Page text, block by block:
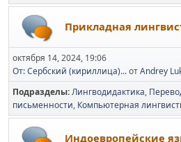
Прикладная
октября 14, 2024, 19:06
От: Сербский (кириллица)...отAndrey
Подразделы Лингводидактика
письменности Компьютерная
Индоевропейские